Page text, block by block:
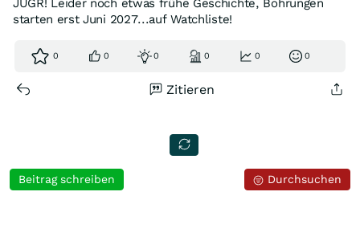
JUGR! Leider noch etwas frühe Geschichte, Bohrungen
starten erst Juni 2027...auf Watchliste!
0 0 0 0 0 0
Zitieren
Durchsuchen
Beitrag schreiben